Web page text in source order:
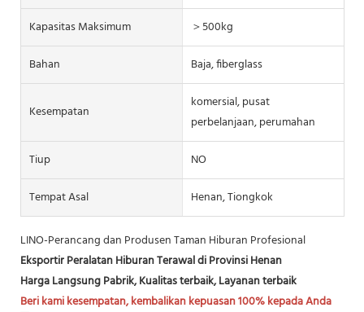
Kapasitas Maksimum
＞500kg
Bahan
Baja, fiberglass
Kesempatan
komersial, pusat
perbelanjaan, perumahan
Tiup
NO
Tempat Asal
Henan, Tiongkok
LINO-Perancang dan Produsen Taman Hiburan Profesional
Eksportir Peralatan Hiburan Terawal di Provinsi Henan
Harga Langsung Pabrik, Kualitas terbaik, Layanan terbaik
Beri kami kesempatan, kembalikan kepuasan 100% kepada Anda